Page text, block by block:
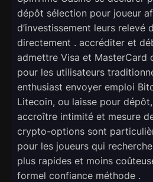
dépôt sélection pour joueur
d’investissement leurs relevé
directement . accréditer et
admettre Visa et MasterCard
pour les utilisateurs
enthusiast envoyer emploi
Litecoin, ou laisse pour
accroître intimité et mesure
crypto-options sont
pour les joueurs qui
plus rapides et moins
formel confiance méthode .